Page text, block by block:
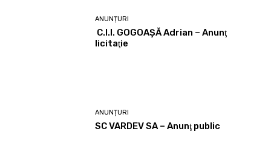
ANUNȚURI
C.I.I. GOGOAŞĂ Adrian – Anunţ
licitaţie
ANUNȚURI
SC VARDEV SA – Anunţ public